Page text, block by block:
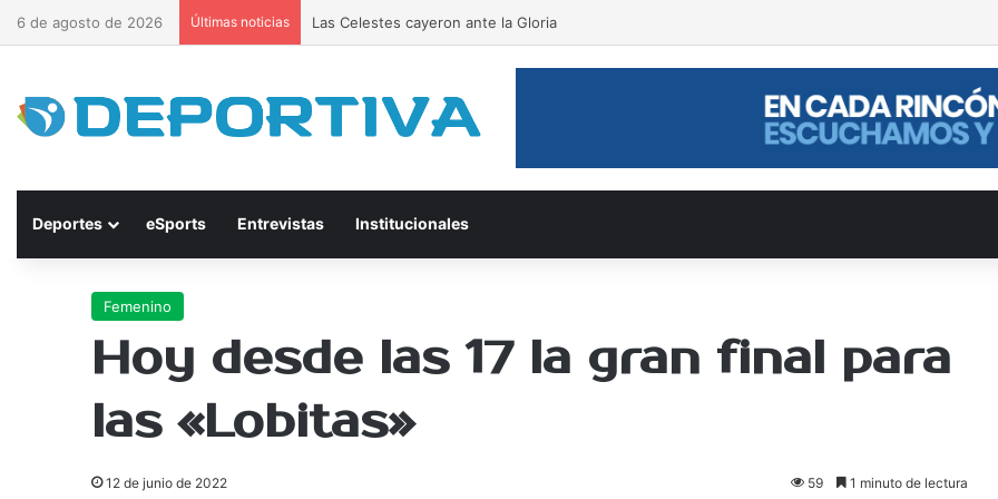
6 de agosto de 2026 Últimas noticias Las Celestes cayeron ante la Gloria
Deportes eSports Entrevistas Institucionales
Femenino
Hoy desde las 17 la gran final para
las «Lobitas»
12 de junio de 2022 59 1 minuto de lectura